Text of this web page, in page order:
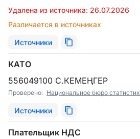
Удалена из источника: 26.07.2026
Различается в источниках
Источники
КАТО
556049100 С.КЕМЕҢГЕР
Проверено: Национальное бюро
Источники
Плательщик НДС